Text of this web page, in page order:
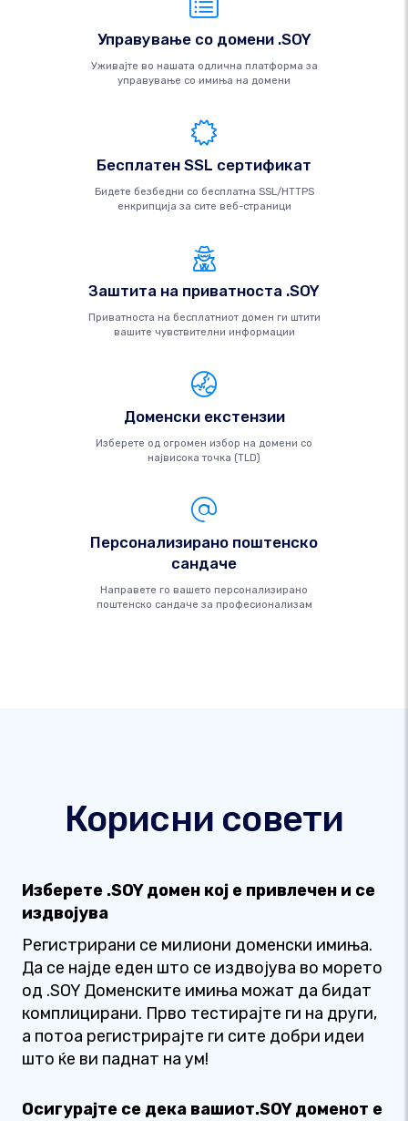
Управување со домени .SOY
Уживајте во нашата одлична платформа за
управување со имиња на домени
Бесплатен SSL сертификат
Бидете безбедни со бесплатна SSL/HTTPS
енкрипција за сите веб-страници
Заштита на приватноста .SOY
Приватноста на бесплатниот домен ги штити
вашите чувствителни информации
Доменски екстензии
Изберете од огромен избор на домени со
највисока точка (TLD)
Персонализирано поштенско
сандаче
Направете го вашето персонализирано
поштенско сандаче за професионализам
Корисни совети
Изберете .SOY домен кој е привлечен и се
издвојува
Регистрирани се милиони доменски имиња.
Да се ​​најде еден што се издвојува во морето
од .SOY Доменските имиња можат да бидат
комплицирани. Прво тестирајте ги на други,
а потоа регистрирајте ги сите добри идеи
што ќе ви паднат на ум!
Осигурајте се дека вашиот.SOY доменот е